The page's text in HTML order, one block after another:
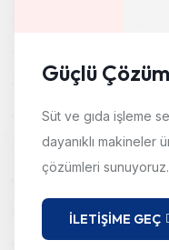
Güçlü
Süt ve gıda işleme
dayanıklı makineler
çözümleri sunuyoruz.
İLETIŞIME GEÇ